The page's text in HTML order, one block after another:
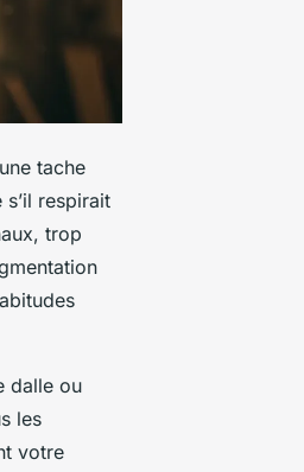
tache
respirait
trop
dalle ou
les
votre